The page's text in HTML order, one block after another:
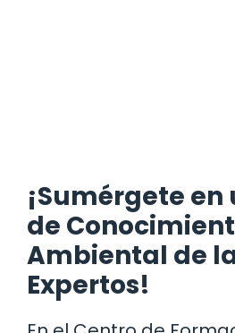
¡Sumérgete en
de
Ambiental de
Expertos!